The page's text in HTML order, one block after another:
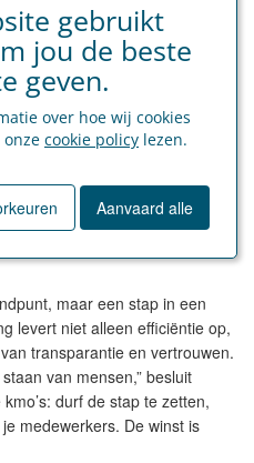
centraal zet
juist het menselijke aspect.
meer tijd voor persoonlijke
bovendien de veiligheid,
werkplek aan al onze
maar een stap in een
levert niet alleen efficiëntie op,
transparantie en vertrouwen.
van mensen,” besluit
durf de stap te zetten,
medewerkers. De winst is
gebruikt
jou de beste
geven.
over hoe wij cookies
cookie policy lezen.
Aanvaard alle